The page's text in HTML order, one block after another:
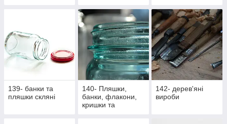
139- банки та
пляшки скляні
140- Пляшки,
банки, флакони,
кришки та
142- дерев'яні
вироби